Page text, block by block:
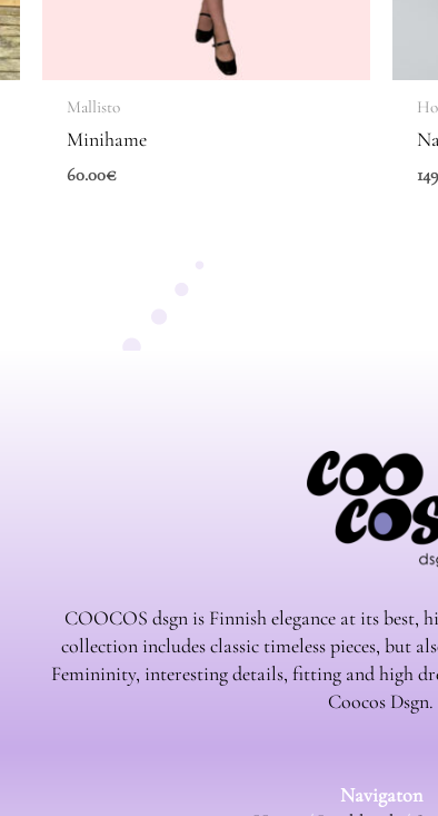
Mallisto
Minihame
60.00€
COOCOS dsgn is Finnish elegance at its best,
collection includes classic timeless pieces, but
Femininity, interesting details, fitting and high
Coocos Dsgn.
Navigaton